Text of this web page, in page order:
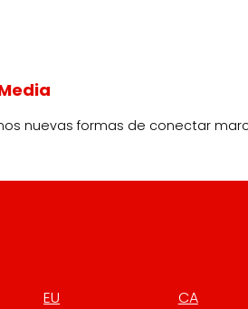
nuevas formas de conectar
EU CA